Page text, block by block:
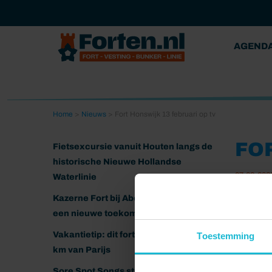
Toestemming
Home Nieuws
Fietsexcursie vanuit Houten langs de
historische Nieuwe Hollandse
Waterlinie
Kazerne Fort bij Abcoude klaar voor
een nieuwe toekomst
Vakantietip: dit fort ligt nog geen 20
km van Parijs
07-02-